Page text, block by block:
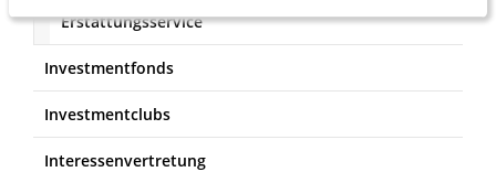
Erstattungsservice
Investmentfonds
Investmentclubs
Interessenvertretung